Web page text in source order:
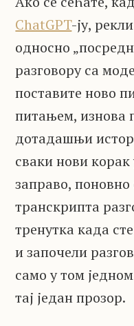
ChatGPT-ју,
односно
разговору са
поставите ново
питањем, изнова
дотадашњи
сваки нови корак
заправо,
транскрипта
тренутка када
и започели
само у том
тај један прозор.